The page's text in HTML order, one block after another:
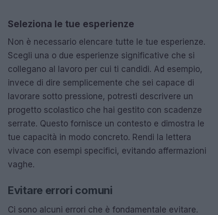
Seleziona le tue esperienze
Non è necessario elencare tutte le tue esperienze.
Scegli una o due esperienze significative che si
collegano al lavoro per cui ti candidi. Ad esempio,
invece di dire semplicemente che sei capace di
lavorare sotto pressione, potresti descrivere un
progetto scolastico che hai gestito con scadenze
serrate. Questo fornisce un contesto e dimostra le
tue capacità in modo concreto. Rendi la lettera
vivace con esempi specifici, evitando affermazioni
vaghe.
Evitare errori comuni
Ci sono alcuni errori che è fondamentale evitare.